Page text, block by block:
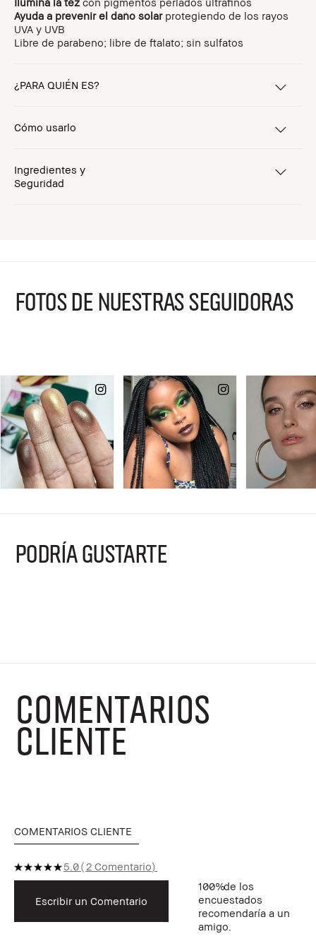
Ayuda a prevenir el daño solarprotegiendo de los rayos
UVA y UVB
Libre de parabeno; libre de ftalato; sin sulfatos
¿PARA QUIÉN ES?
Cómo usarlo
Ingredientes y
Seguridad
FOTOS DE NUESTRAS SEGUIDORAS
PODRÍA GUSTARTE
COMENTARIOS
CLIENTE
COMENTARIOS CLIENTE
5.0 2 Comentario
Escribir un Comentario
100%de los
encuestados
recomendaría a un
amigo.